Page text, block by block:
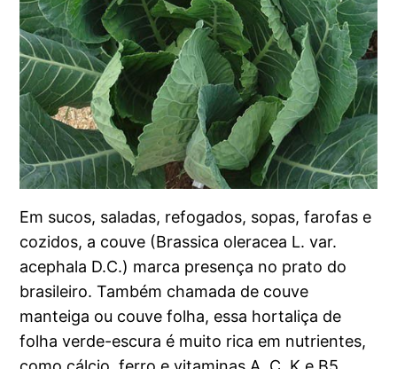
Em sucos, saladas, refogados, sopas, farofas e
cozidos, a couve (Brassica oleracea L. var.
acephala D.C.) marca presença no prato do
brasileiro. Também chamada de couve
manteiga ou couve folha, essa hortaliça de
folha verde-escura é muito rica em nutrientes,